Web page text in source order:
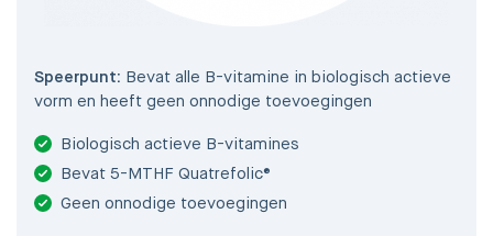
Speerpunt: Bevat alle B-vitamine in biologisch actieve
vorm en heeft geen onnodige toevoegingen
Biologisch actieve B-vitamines
Bevat 5-MTHF Quatrefolic®
Geen onnodige toevoegingen